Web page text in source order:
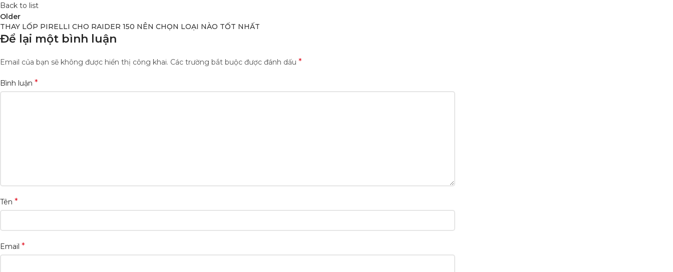
Back to list
Older
THAY LỐP PIRELLI CHO RAIDER 150 NÊN CHỌN LOẠI NÀO TỐT NHẤT
Để lại một bình luận
Email của bạn sẽ không được hiển thị công khai. Các trường bắt buộc được đánh dấu *
Bình luận *
Tên *
Email *